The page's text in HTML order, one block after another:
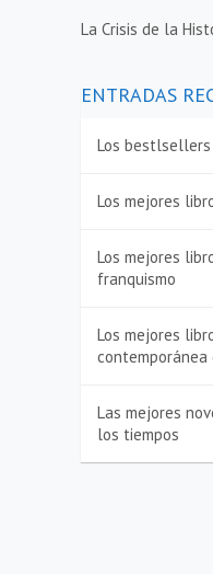
La Crisis de la
ENTRADAS
Los bestlsellers
Los mejores
Los mejores
franquismo
Los mejores
contemporánea
Las mejores
los tiempos